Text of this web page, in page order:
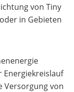
von Tiny
in Gebieten
Energiekreislauf
Versorgung von